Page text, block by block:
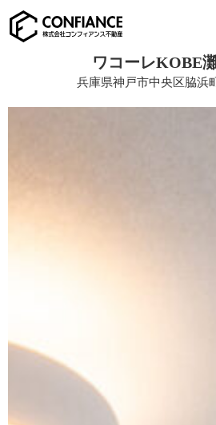
ワコーレKOBE
兵庫県神戸市中央区脇浜